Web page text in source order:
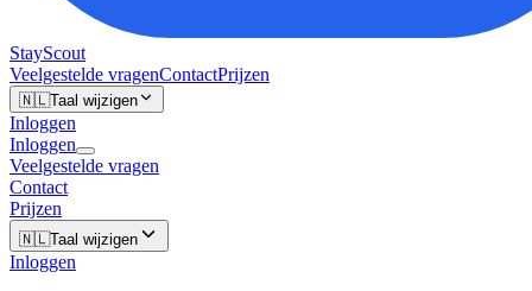
StayScout
Veelgestelde vragenContactPrijzen
🇳🇱Taal wijzigen
Inloggen
Inloggen
Veelgestelde vragen
Contact
Prijzen
🇳🇱Taal wijzigen
Inloggen